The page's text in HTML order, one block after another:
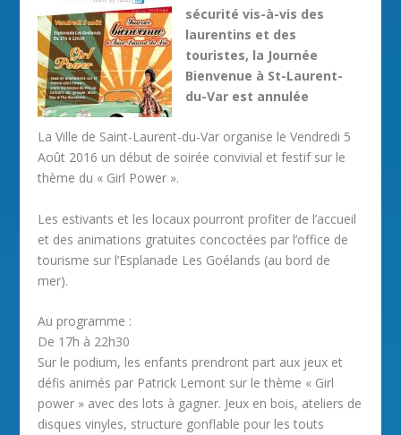
sécurité vis-à-vis des
laurentins et des
touristes, la Journée
Bienvenue à St-Laurent-
du-Var est annulée
La Ville de Saint-Laurent-du-Var organise le Vendredi 5
Août 2016 un début de soirée convivial et festif sur le
thème du « Girl Power ».
Les estivants et les locaux pourront profiter de l’accueil
et des animations gratuites concoctées par l’office de
tourisme sur l’Esplanade Les Goélands (au bord de
mer).
Au programme :
De 17h à 22h30
Sur le podium, les enfants prendront part aux jeux et
défis animés par Patrick Lemont sur le thème « Girl
power » avec des lots à gagner. Jeux en bois, ateliers de
disques vinyles, structure gonflable pour les touts